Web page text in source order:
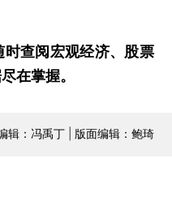
时查阅宏观经济、股票
在掌握。
辑：冯禹丁 | 版面编辑：鲍琦